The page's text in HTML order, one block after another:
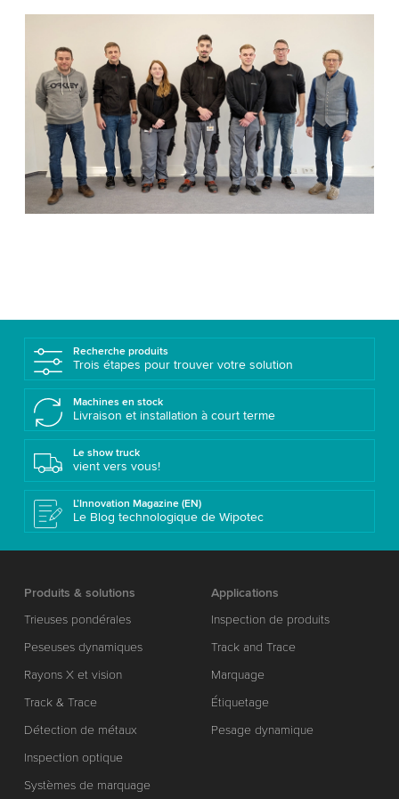
Recherche produits
Trois étapes pour trouver votre solution
Machines en stock
Livraison et installation à court terme
Le show truck
vient vers vous!
L’Innovation Magazine (EN)
Le Blog technologique de Wipotec
Produits & solutions
Trieuses pondérales
Peseuses dynamiques
Rayons X et vision
Track & Trace
Détection de métaux
Inspection optique
Systèmes de marquage
Applications
Inspection de produits
Track and Trace
Marquage
Étiquetage
Pesage dynamique